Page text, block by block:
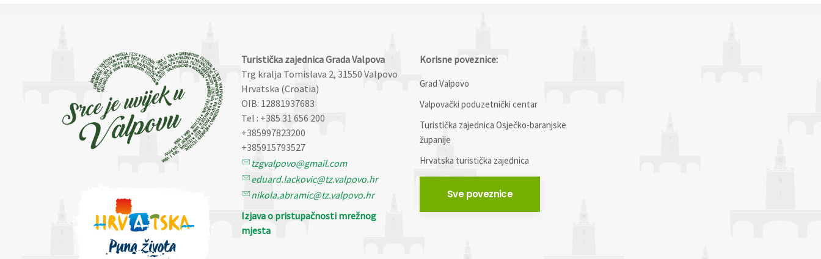
Turistička zajednica Grada Valpova
Trg kralja Tomislava 2, 31550 Valpovo
Hrvatska (Croatia)
OIB: 12881937683
Tel : +385 31 656 200
+385997823200
+385915793527
tzgvalpovo@gmail.com
eduard.lackovic@tz.valpovo.hr
nikola.abramic@tz.valpovo.hr
Izjava o pristupačnosti mrežnog
mjesta
Korisne poveznice:
Grad Valpovo
Valpovački poduzetnički centar
Turistička zajednica Osječko-baranjske
županije
Hrvatska turistička zajednica
Sve poveznice